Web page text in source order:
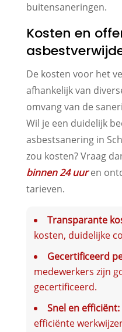
buitensaneringen.
Kosten en
De kosten voor het
afhankelijk van
omvang van de
Wil je een duidelijk
asbestsanering in
zou kosten? Vraag
binnen 24 uuren
tarieven.
Transparante
kosten, duidelijke
Gecertificeerd
medewerkers zijn
gecertificeerd.
Snel en efficiënt:
efficiënte